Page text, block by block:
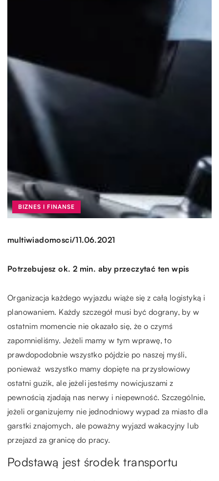
BIZNES I FINANSE
multiwiadomosci/11.06.2021
Potrzebujesz ok. 2 min. aby przeczytać ten wpis
Organizacja każdego wyjazdu wiąże się z całą logistyką i
planowaniem. Każdy szczegół musi być dograny, by w
ostatnim momencie nie okazało się, że o czymś
zapomnieliśmy. Jeżeli mamy w tym wprawę, to
prawdopodobnie wszystko pójdzie po naszej myśli,
ponieważ wszystko mamy dopięte na przysłowiowy
ostatni guzik, ale jeżeli jesteśmy nowicjuszami z
pewnością zjadają nas nerwy i niepewność. Szczególnie,
jeżeli organizujemy nie jednodniowy wypad za miasto dla
garstki znajomych, ale poważny wyjazd wakacyjny lub
przejazd za granicę do pracy.
Podstawą jest środek transportu